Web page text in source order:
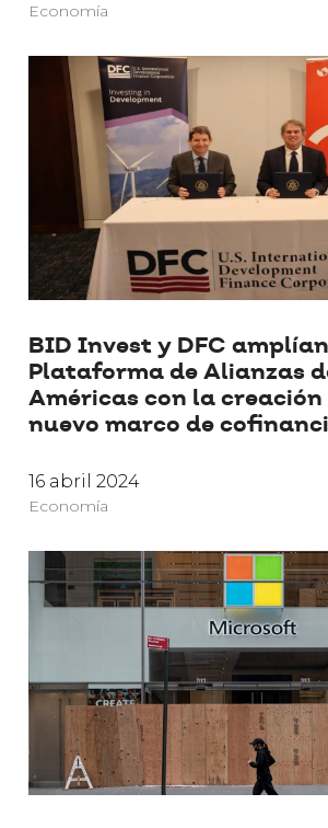
Economía
BID Invest y DFC
Plataforma de Alianzas
Américas con la creación
nuevo marco de
16 abril 2024
Economía